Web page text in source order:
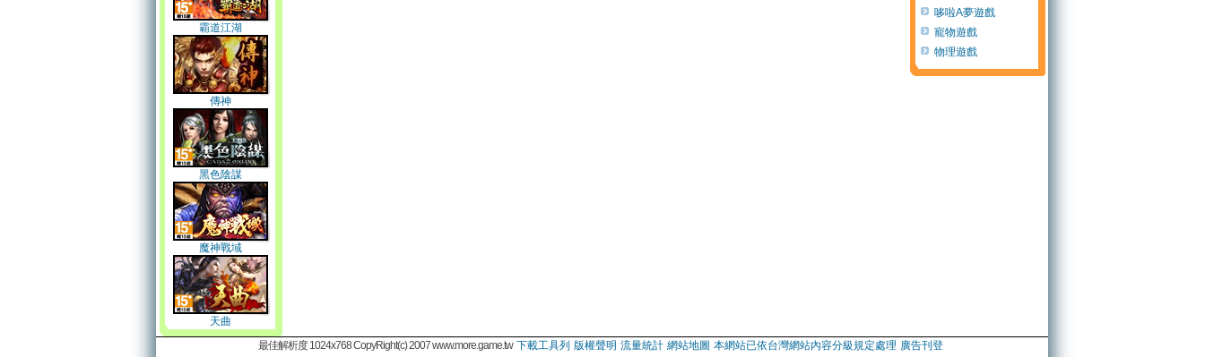
霸道江湖
傳神
黑色陰謀
魔神戰域
天曲
哆啦A夢遊戲
寵物遊戲
物理遊戲
最佳解析度 1024x768 CopyRight(c) 2007 www.more.game.tw 下載工具列 版權聲明 流量統計 網站地圖 本網站已依台灣網站內容分級規定處理 廣告刊登